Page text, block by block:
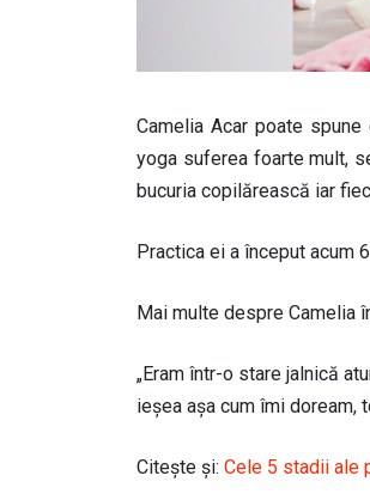
Camelia Acar poate
yoga suferea foarte mult,
bucuria copilărească iar
Practica ei a început acum
Mai multe despre Camelia
„Eram într-o stare jalnică
ieșea așa cum îmi
Citește și: Cele 5 stadii ale